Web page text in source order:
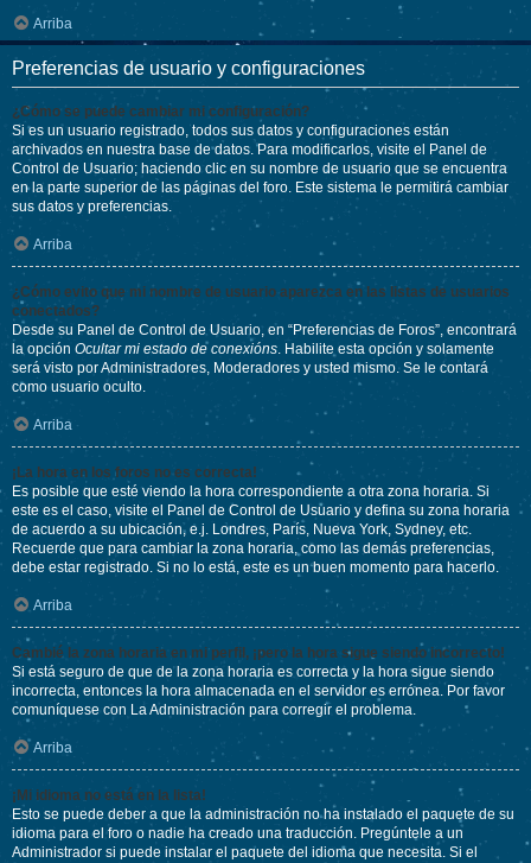
Arriba
Preferencias de usuario y configuraciones
¿Cómo se puede cambiar mi configuración?
Si es un usuario registrado, todos sus datos y configuraciones están
archivados en nuestra base de datos. Para modificarlos, visite el Panel de
Control de Usuario; haciendo clic en su nombre de usuario que se encuentra
en la parte superior de las páginas del foro. Este sistema le permitirá cambiar
sus datos y preferencias.
Arriba
¿Cómo evito que mi nombre de usuario aparezca en las listas de usuarios
conectados?
Desde su Panel de Control de Usuario, en “Preferencias de Foros”, encontrará
la opción Ocultar mi estado de conexións. Habilite esta opción y solamente
será visto por Administradores, Moderadores y usted mismo. Se le contará
como usuario oculto.
Arriba
¡La hora en los foros no es correcta!
Es posible que esté viendo la hora correspondiente a otra zona horaria. Si
este es el caso, visite el Panel de Control de Usuario y defina su zona horaria
de acuerdo a su ubicación, e.j. Londres, París, Nueva York, Sydney, etc.
Recuerde que para cambiar la zona horaria, como las demás preferencias,
debe estar registrado. Si no lo está, este es un buen momento para hacerlo.
Arriba
Cambié la zona horaria en mi perfil, ¡pero la hora sigue siendo incorrecto!
Si está seguro de que de la zona horaria es correcta y la hora sigue siendo
incorrecta, entonces la hora almacenada en el servidor es errónea. Por favor
comuníquese con La Administración para corregir el problema.
Arriba
¡Mi idioma no está en la lista!
Esto se puede deber a que la administración no ha instalado el paquete de su
idioma para el foro o nadie ha creado una traducción. Pregúntele a un
Administrador si puede instalar el paquete del idioma que necesita. Si el